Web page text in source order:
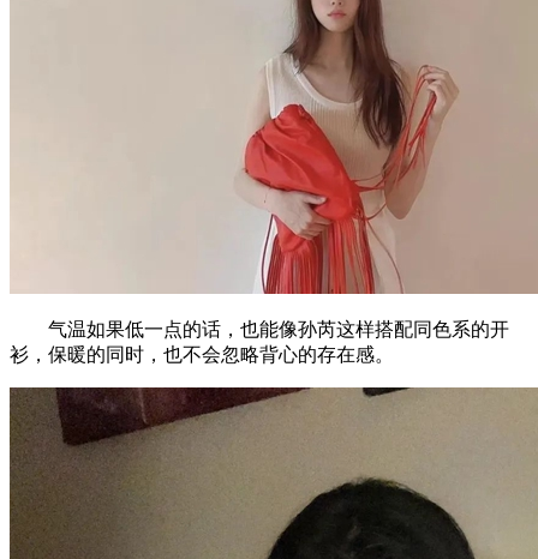
气温如果低一点的话，也能像孙芮这样搭配同色系的开
衫，保暖的同时，也不会忽略背心的存在感。